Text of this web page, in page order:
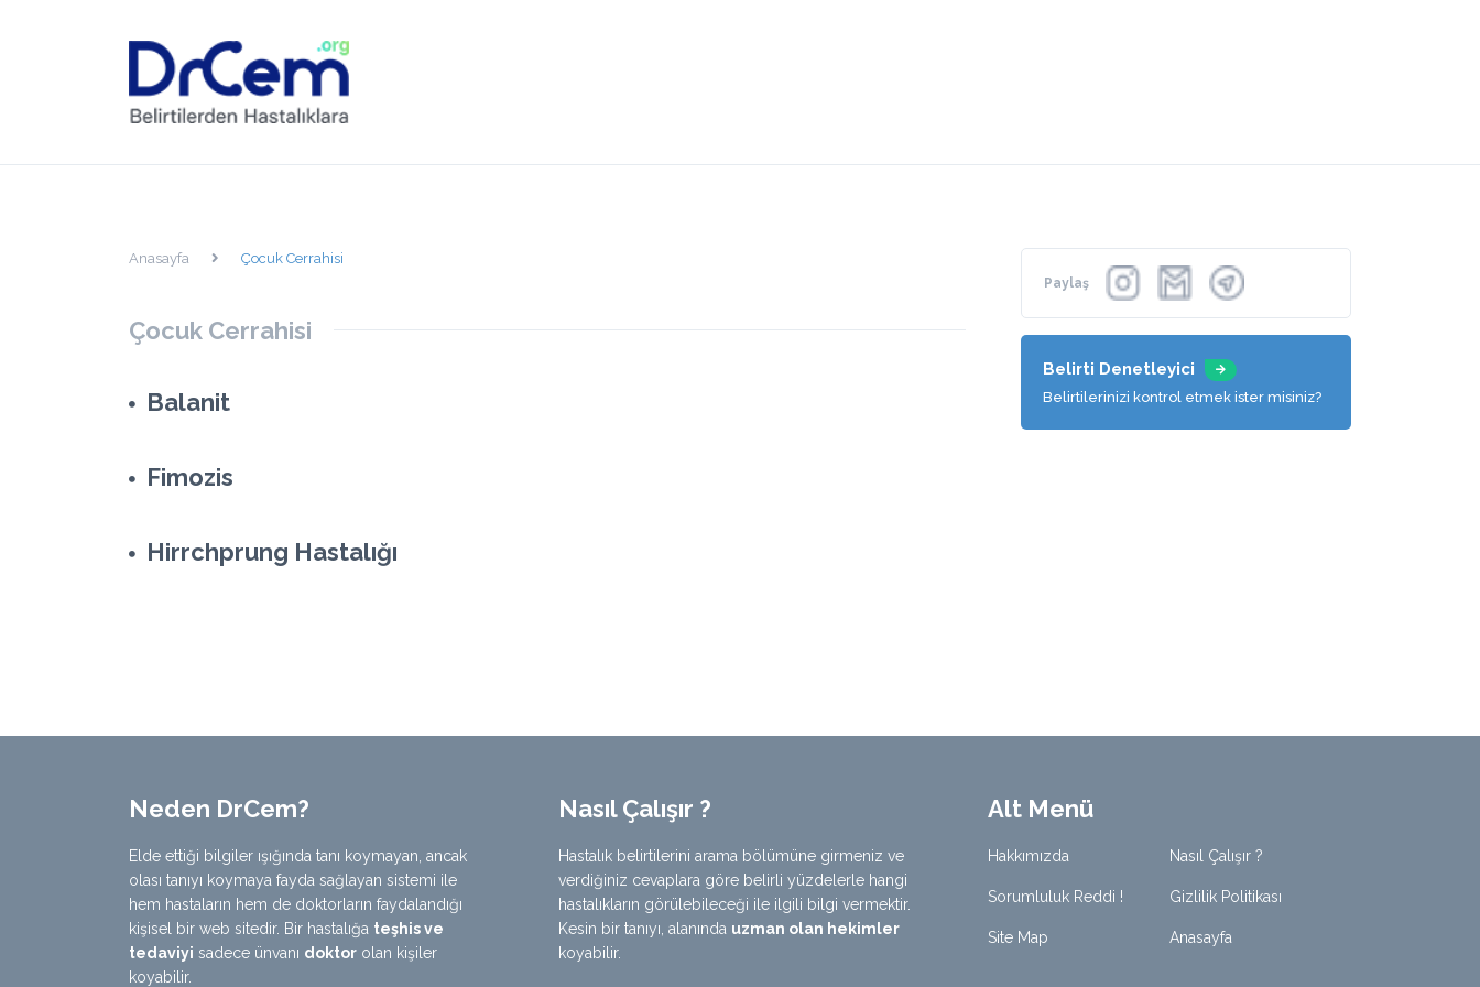
Anasayfa Çocuk Cerrahisi
Çocuk Cerrahisi
Balanit
Fimozis
Hirrchprung Hastalığı
Paylaş
Belirti Denetleyici
Belirtilerinizi kontrol etmek ister misiniz?
Neden DrCem?
Elde ettiği bilgiler ışığında tanı koymayan, ancak
olası tanıyı koymaya fayda sağlayan sistemi ile
hem hastaların hem de doktorların faydalandığı
kişisel bir web sitedir. Bir hastalığa teşhis ve
tedaviyi sadece ünvanı doktor olan kişiler
koyabilir.
Nasıl Çalışır ?
Hastalık belirtilerini arama bölümüne girmeniz ve
verdiğiniz cevaplara göre belirli yüzdelerle hangi
hastalıkların görülebileceği ile ilgili bilgi vermektir.
Kesin bir tanıyı, alanında uzman olan hekimler
koyabilir.
Alt Menü
Hakkımızda Nasıl Çalışır ?
Sorumluluk Reddi ! Gizlilik Politikası
Site Map Anasayfa